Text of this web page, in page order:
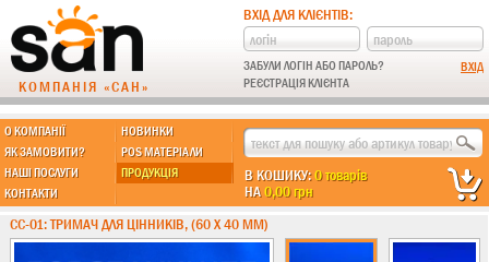
КОМПАНІЯ «САН»
ВХІД ДЛЯ КЛІЄНТІВ:
ЗАБУЛИ ЛОГІН АБО ПАРОЛЬ?
РЕЄСТРАЦІЯ КЛІЄНТА
О КОМПАНІЇ
НОВИНКИ
ЯК ЗАМОВИТИ?
POS МАТЕРІАЛИ
НАШІ ПОСЛУГИ
ПРОДУКЦІЯ
КОНТАКТИ
В КОШИКУ:0 товарів
НА0,00 грн
МЫ ДЕЛАЕМ:
Підставки із пластику
Новинки !!!
CC-01: ТРИМАЧ ДЛЯ ЦІННИКІВ, (60 Х 40 ММ)